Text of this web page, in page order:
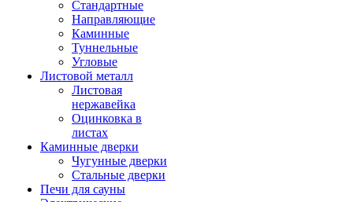
Стандартные
Направляющие
Каминные
Туннельные
Угловые
Листовой металл
Листовая
нержавейка
Оцинковка в
листах
Каминные дверки
Чугунные дверки
Стальные дверки
Печи для сауны